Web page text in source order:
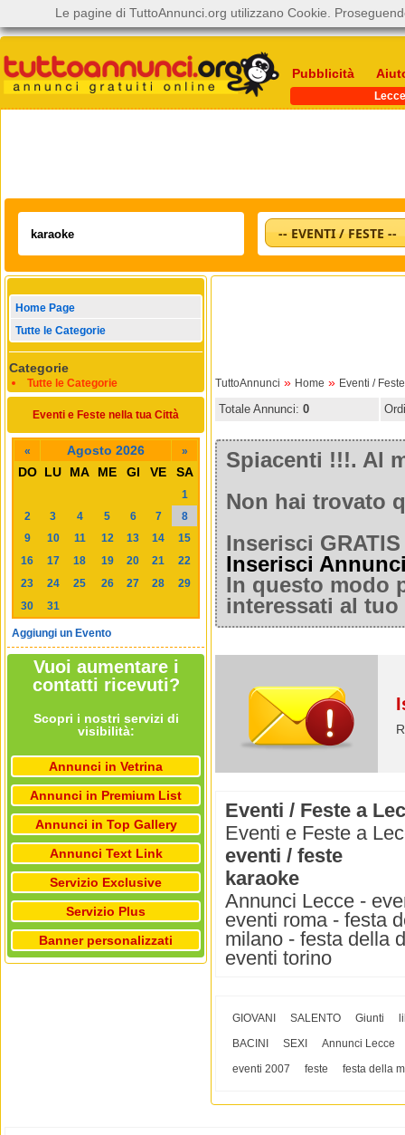
Pubblicità
Lecce
-- EVENTI / FESTE --
Home Page
Tutte le Categorie
Categorie
Tutte le Categorie
Eventi e Feste nella tua Città
« Agosto 2026 »
DO LU MA ME GI VE SA
1
2
3 4 5 6 7
8
9
10 11 12 13 14
15
16
17 18 19 20 21
22
23
24 25 26 27 28
29
30
31
Aggiungi un Evento
Vuoi aumentare i
contatti ricevuti?
Scopri i nostri servizi di
visibilità:
Annunci in Vetrina
Annunci in Premium List
Annunci in Top Gallery
Annunci Text Link
Servizio Exclusive
Servizio Plus
Banner personalizzati
TuttoAnnunci » Home » Eventi / Feste
Totale Annunci: 0
Spiacenti !!!. Al
Non hai trovato
Inserisci
Inserisci
In questo modo
interessati al
Eventi / Feste a
Eventi e Feste a
eventi / feste
karaoke
Annunci Lecce -
eventi roma - festa
milano - festa della
eventi torino
GIOVANI SALENTO Giunti
BACINI
SEXI
Annunci Lecce
eventi 2007
feste festa della
Le pagine di TuttoAnnunci.org utilizzano Cookie.